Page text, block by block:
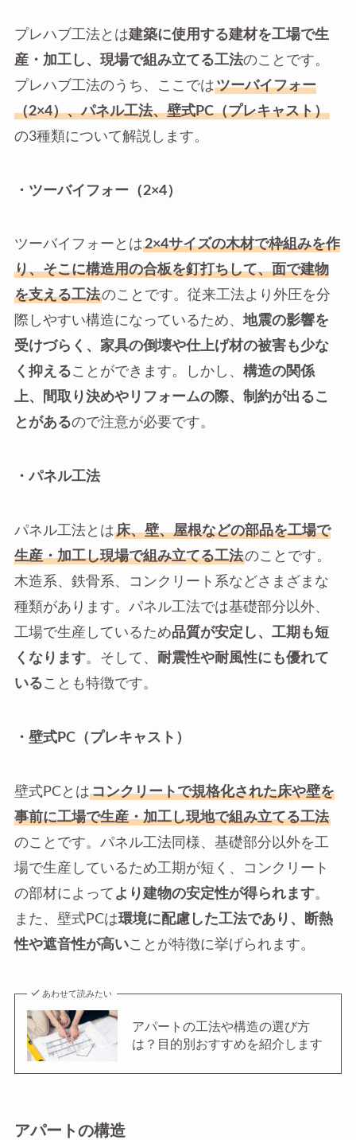
プレハブ工法とは建築に使用する建材を工場で生
産・加工し、現場で組み立てる工法のことです。
プレハブ工法のうち、ここではツーバイフォー
（2×4）、パネル工法、壁式PC（プレキャスト）
の3種類について解説します。
・ツーバイフォー（2×4）
ツーバイフォーとは2×4サイズの木材で枠組みを作
り、そこに構造用の合板を釘打ちして、面で建物
を支える工法のことです。従来工法より外圧を分
際しやすい構造になっているため、 地震の影響を
受けづらく、家具の倒壊や仕上げ材の被害も少な
く抑えることができます。しかし、 構造の関係
上、間取り決めやリフォームの際、制約が出るこ
とがあるので注意が必要です。
・パネル工法
パネル工法とは床、壁、屋根などの部品を工場で
生産・加工し現場で組み立てる工法のことです。
木造系、鉄骨系、コンクリート系などさまざまな
種類があります。パネル工法では基礎部分以外、
工場で生産しているため品質が安定し、工期も短
くなります。そして、 耐震性や耐風性にも優れて
いることも特徴です。
・壁式PC（プレキャスト）
壁式PCとはコンクリートで規格化された床や壁を
事前に工場で生産・加工し現地で組み立てる工法
のことです。パネル工法同様、基礎部分以外を工
場で生産しているため工期が短く、コンクリート
の部材によって より建物の安定性が得られます。
また、壁式PCは環境に配慮した工法であり、断熱
性や遮音性が高いことが特徴に挙げられます。
あわせて読みたい
アパートの工法や構造の選び方
は？目的別おすすめを紹介します
アパートの構造